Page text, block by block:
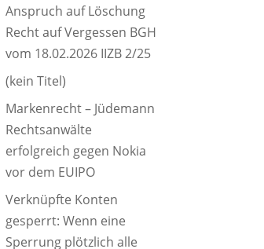
Anspruch auf Löschung
Recht auf Vergessen BGH
vom 18.02.2026 IIZB 2/25
(kein Titel)
Markenrecht – Jüdemann
Rechtsanwälte
erfolgreich gegen Nokia
vor dem EUIPO
Verknüpfte Konten
gesperrt: Wenn eine
Sperrung plötzlich alle